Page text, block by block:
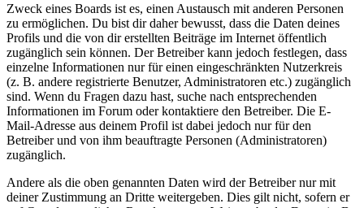
Zweck eines Boards ist es, einen Austausch mit anderen Personen
zu ermöglichen. Du bist dir daher bewusst, dass die Daten deines
Profils und die von dir erstellten Beiträge im Internet öffentlich
zugänglich sein können. Der Betreiber kann jedoch festlegen, dass
einzelne Informationen nur für einen eingeschränkten Nutzerkreis
(z. B. andere registrierte Benutzer, Administratoren etc.) zugänglich
sind. Wenn du Fragen dazu hast, suche nach entsprechenden
Informationen im Forum oder kontaktiere den Betreiber. Die E-
Mail-Adresse aus deinem Profil ist dabei jedoch nur für den
Betreiber und von ihm beauftragte Personen (Administratoren)
zugänglich.
Andere als die oben genannten Daten wird der Betreiber nur mit
deiner Zustimmung an Dritte weitergeben. Dies gilt nicht, sofern er